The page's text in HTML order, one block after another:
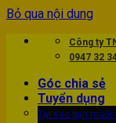
Bỏ qua nội dung
Công ty
0947 32
Góc chia sẻ
Tuyển dụng
Tại sao bạn